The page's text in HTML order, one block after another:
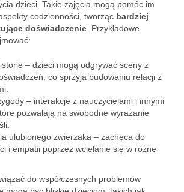
dzieci. Takie zajęcia mogą pomóc im
codzienności, tworząc bardziej
doświadczenie . Przykładowe
– dzieci mogą odgrywać sceny z
co sprzyja budowaniu relacji z
– interakcje z nauczycielami i innymi
pozwalają na swobodne wyrażanie
ulubionego zwierzaka – zachęca do
i empatii poprzez wcielanie się w różne
do współczesnych problemów